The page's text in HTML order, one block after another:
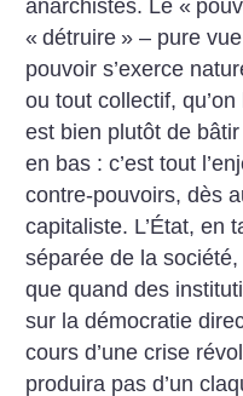
anarchistes. Le «
« détruire » – pure
pouvoir s’exerce
ou tout collectif,
est bien plutôt de
en bas : c’est tout
contre-pouvoirs, dès
capitaliste. L’État, en
séparée de la
que quand des
sur la démocratie
cours d’une crise
produira pas d’un